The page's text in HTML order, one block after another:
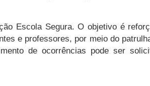
Escola Segura. O objetivo é
e professores, por meio do
de ocorrências pode ser